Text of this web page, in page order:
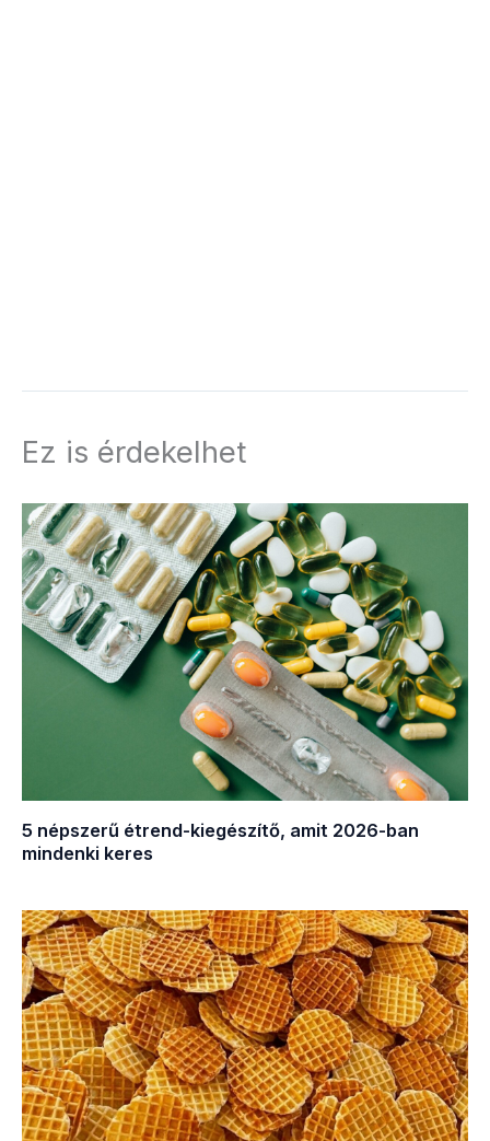
Ez is érdekelhet
5 népszerű étrend-kiegészítő, amit 2026-ban
mindenki keres